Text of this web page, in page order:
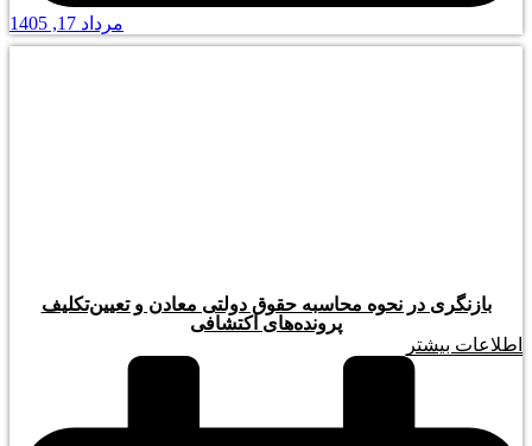
مرداد 17, 1405
بازنگری در نحوه محاسبه حقوق دولتی معادن و تعیین‌تکلیف
پرونده‌های اکتشافی
اطلاعات بیشتر